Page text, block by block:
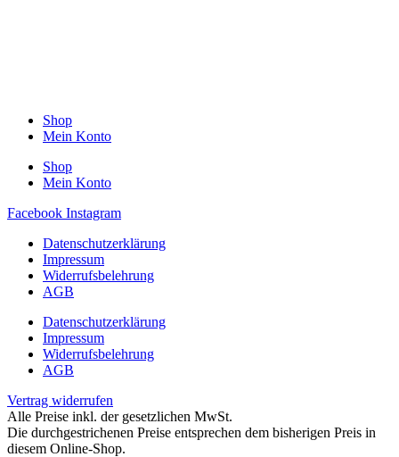
Shop
Mein Konto
Shop
Mein Konto
Facebook Instagram
Datenschutzerklärung
Impressum
Widerrufsbelehrung
AGB
Datenschutzerklärung
Impressum
Widerrufsbelehrung
AGB
Vertrag widerrufen
Alle Preise inkl. der gesetzlichen MwSt.
Die durchgestrichenen Preise entsprechen dem bisherigen Preis in
diesem Online-Shop.